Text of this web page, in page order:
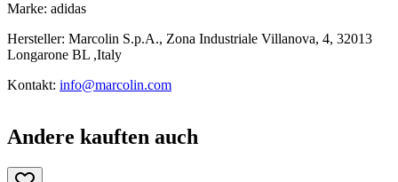
Marke: adidas
Hersteller: Marcolin S.p.A., Zona Industriale Villanova, 4, 32013
Longarone BL ,Italy
Kontakt: info@marcolin.com
Andere kauften auch